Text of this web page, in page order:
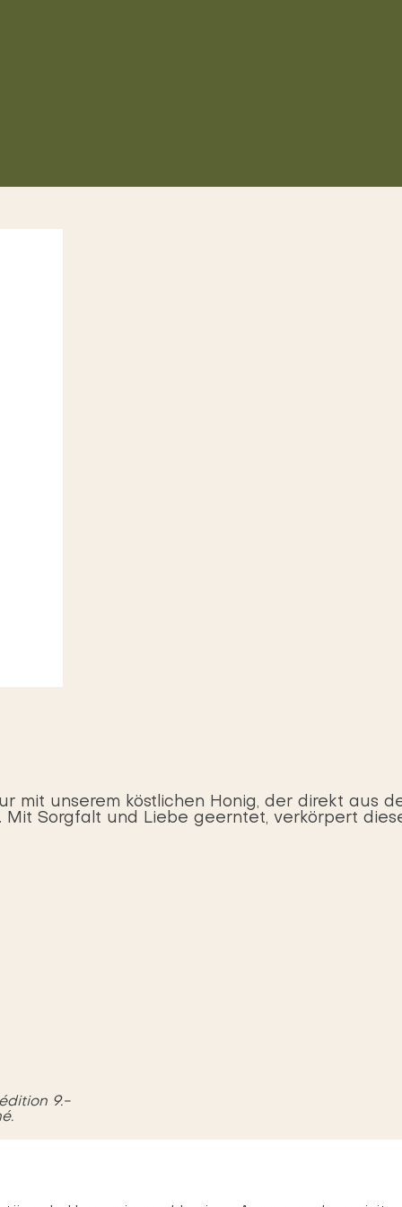
mit unserem köstlichen Honig, der direkt aus
Sorgfalt und Liebe geerntet, verkörpert
9.-